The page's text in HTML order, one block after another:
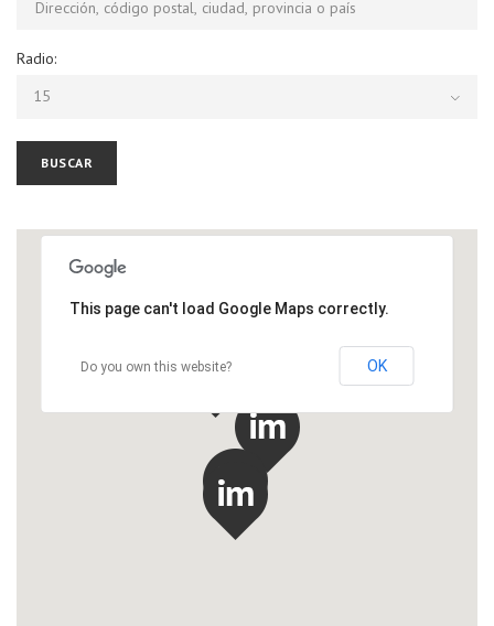
Radio:
15
BUSCAR
This page can't load Google Maps correctly.
Do you own this website? OK